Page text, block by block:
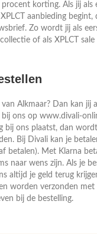
korting. Als jij als
aanbieding begint,
Zo wordt jij als
of als XPLCT sale
Alkmaar? Dan kan jij
ons op www.divali-
bij ons plaatst, dan
Bij Divali kan je
betalen). Met Klarna
naar wens zijn. Als je
altijd je geld terug
worden verzonden met
bij de bestelling.